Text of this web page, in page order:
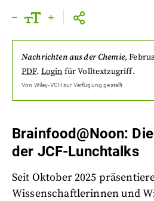
Nachrichten aus der Chemie,
PDF. Login für Volltextzugriff.
Von Wiley-VCHzur Verfügung gestellt
Brainfood@Noon:
der JCF-Lunchtalks
Seit Oktober 2025
Wissenschaftlerinnen und